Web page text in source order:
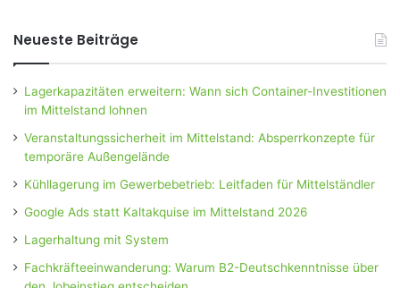
Neueste Beiträge
Lagerkapazitäten erweitern: Wann sich Container-Investitionen
im Mittelstand lohnen
Veranstaltungssicherheit im Mittelstand: Absperrkonzepte für
temporäre Außengelände
Kühllagerung im Gewerbebetrieb: Leitfaden für Mittelständler
Google Ads statt Kaltakquise im Mittelstand 2026
Lagerhaltung mit System
Fachkräfteeinwanderung: Warum B2-Deutschkenntnisse über